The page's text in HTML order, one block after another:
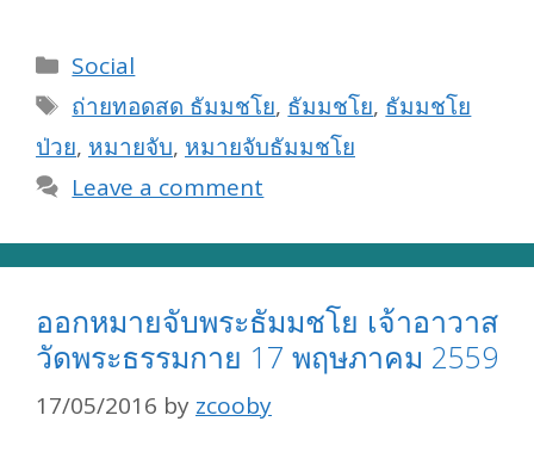
Categories
Social
Tags
ถ่ายทอดสด ธัมมชโย, ธัมมชโย, ธัมมชโย
ป่วย, หมายจับ, หมายจับธัมมชโย
Leave a comment
ออกหมายจับพระธัมมชโย เจ้าอาวาส
วัดพระธรรมกาย 17 พฤษภาคม 2559
17/05/2016 by zcooby